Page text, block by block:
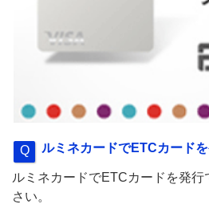
ルミネカードでETCカード
ルミネカードでETCカードを発
さい。